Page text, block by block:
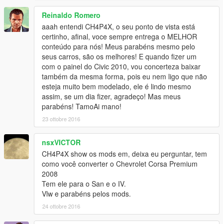
Reinaldo Romero
aaah entendi CH4P4X, o seu ponto de vista está
certinho, afinal, voce sempre entrega o MELHOR
conteúdo para nós! Meus parabéns mesmo pelo
seus carros, são os melhores! E quando fizer um
com o painel do Civic 2010, vou concerteza baixar
também da mesma forma, pois eu nem ligo que não
esteja muito bem modelado, ele é lindo mesmo
assim, se um dia fizer, agradeço! Mas meus
parabéns! TamoAi mano!
23 ottobre 2016
nsxVICTOR
CH4P4X show os mods em, deixa eu perguntar, tem
como você converter o Chevrolet Corsa Premium
2008
Tem ele para o San e o IV.
Vlw e parabéns pelos mods.
24 ottobre 2016